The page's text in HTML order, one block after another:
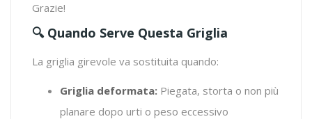
Grazie!
🔍 Quando Serve Questa Griglia
La griglia girevole va sostituita quando:
Griglia deformata: Piegata, storta o non più
planare dopo urti o peso eccessivo